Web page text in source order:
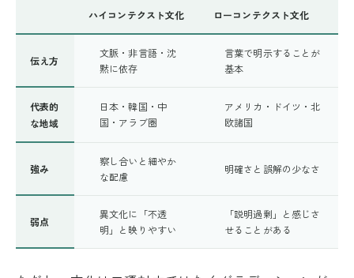
ハイコンテクスト文化 ローコンテクスト文化
伝え方
文脈・非言語・沈
黙に依存
言葉で明示することが
基本
代表的
な地域
日本・韓国・中
国・アラブ圏
アメリカ・ドイツ・北
欧諸国
強み
察し合いと細やか
な配慮
明確さと誤解の少なさ
弱点
異文化に「不透
明」と映りやすい
「説明過剰」と感じさ
せることがある